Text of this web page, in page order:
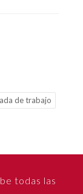
de trabajo
todas las